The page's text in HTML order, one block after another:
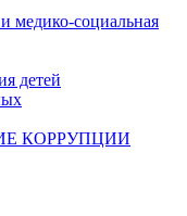
медико-социальная
детей
КОРРУПЦИИ